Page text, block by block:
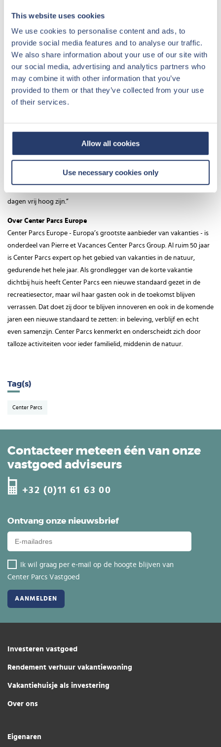
This website uses cookies
We use cookies to personalise content and ads, to
provide social media features and to analyse our traffic.
We also share information about your use of our site with
our social media, advertising and analytics partners who
may combine it with other information that you’ve
provided to them or that they’ve collected from your use
of their services.
Allow all cookies
Use necessary cookies only
Kerst en oud en nieuw in weekend, sommige ouders zullen
komen thuiswerken
Center Parcs kijkt ook al vooruit naar de feestdagen, die dit jaar
gunstig vallen, waardoor er dit jaar volop mogelijkheden zijn om kerst
en oud en nieuw bij Center Parcs te vieren. Zo kunnen gasten kiezen
voor een midweek vóór kerst, een midweek tijdens de kerstdagen,
in de weekenden vallen moeten ouders vaak wat meer vrije dagen
vermaken op het park. Tegelijkertijd weten we ook dat door de
dagen vrij hoog zijn.”
Over Center Parcs Europe
Center Parcs Europe - Europa’s grootste aanbieder van vakanties - is
onderdeel van Pierre et Vacances Center Parcs Group. Al ruim 50 jaar
is Center Parcs expert op het gebied van vakanties in de natuur,
gedurende het hele jaar. Als grondlegger van de korte vakantie
dichtbij huis heeft Center Parcs een nieuwe standaard gezet in de
recreatiesector, maar wil haar gasten ook in de toekomst blijven
verrassen. Dat doet zij door te blijven innoveren en ook in de komende
jaren een nieuwe standaard te zetten: in beleving, verblijf en echt
even samenzijn. Center Parcs kenmerkt en onderscheidt zich door
talloze activiteiten voor ieder familielid, middenin de natuur.
Tag(s)
Center Parcs
Ontvang onze nieuwsbrief
Ik wil graag per e-mail op de hoogte blijven van
Center Parcs Vastgoed
Contacteer meteen één van onze
vastgoed adviseurs
+32 (0)11 61 63 00
Investeren vastgoed
Rendement verhuur vakantiewoning
Vakantiehuisje als investering
Over ons
Eigenaren